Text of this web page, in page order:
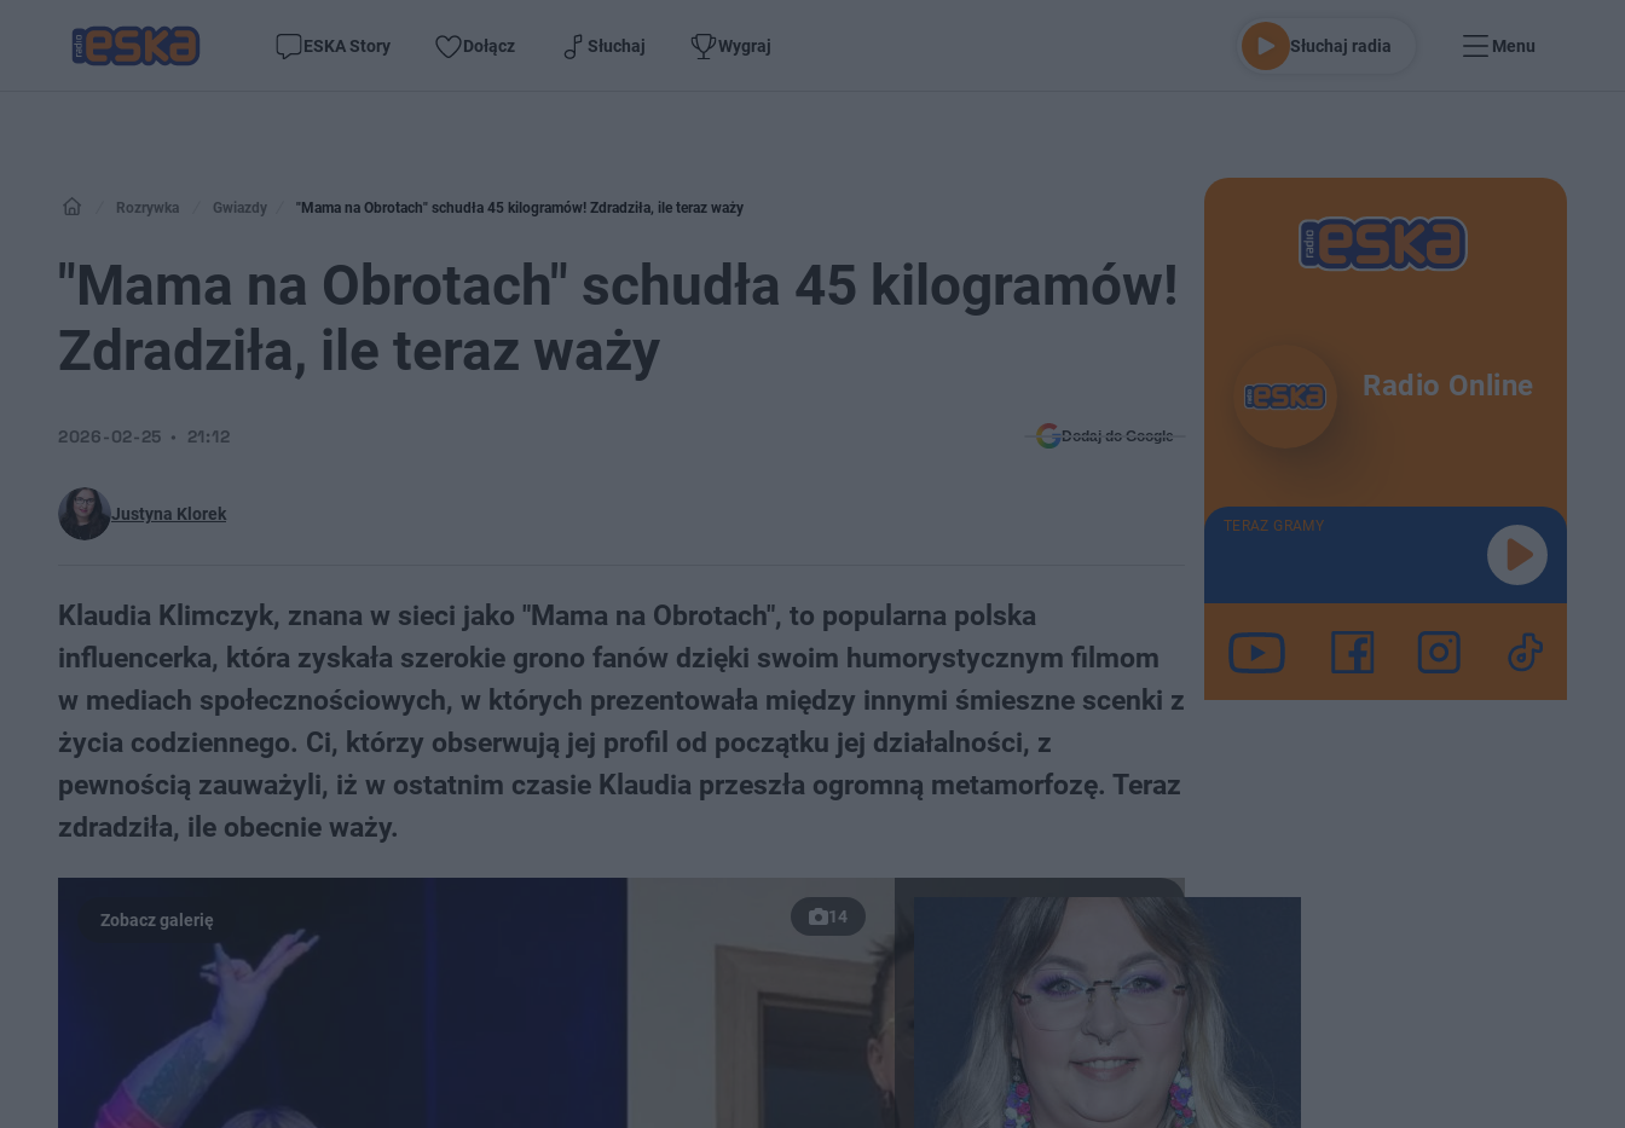
ESKA Story Dołącz Słuchaj Wygraj Słuchaj radia Menu
Rozrywka Gwiazdy "Mama na Obrotach" schudła 45 kilogramów! Zdradziła, ile teraz waży
"Mama na Obrotach" schudła 45 kilogramów!
Zdradziła, ile teraz waży
Justyna Klorek
2026-02-25 21:12 Dodaj do Google
Klaudia Klimczyk, znana w sieci jako "Mama na Obrotach", to popularna polska
influencerka, która zyskała szerokie grono fanów dzięki swoim humorystycznym filmom
w mediach społecznościowych, w których prezentowała między innymi śmieszne scenki z
życia codziennego. Ci, którzy obserwują jej profil od początku jej działalności, z
pewnością zauważyli, iż w ostatnim czasie Klaudia przeszła ogromną metamorfozę. Teraz
zdradziła, ile obecnie waży.
14
Radio Online
TERAZ GRAMY